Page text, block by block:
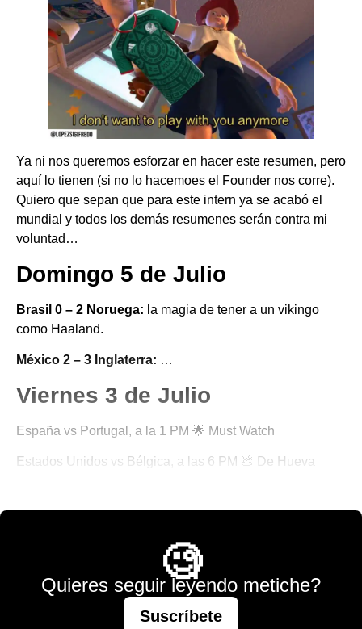
Ya ni nos queremos esforzar en hacer este resumen, pero
aquí lo tienen (si no lo hacemoes el Founder nos corre).
Quiero que sepan que para este intern ya se acabó el
mundial y todos los demás resumenes serán contra mi
voluntad…
Domingo 5 de Julio
Brasil 0 – 2 Noruega: la magia de tener a un vikingo
como Haaland.
México 2 – 3 Inglaterra: …
Viernes 3 de Julio
España vs Portugal, a la 1 PM 🌟 Must Watch
Estados Unidos vs Bélgica, a las 6 PM 💩 De Hueva
🧐
Quieres seguir leyendo metiche?
Suscríbete